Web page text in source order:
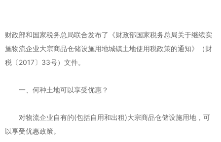
财政部和国家税务总局联合发布了《财政部国家税务总局关于继续实
施物流企业大宗商品仓储设施用地城镇土地使用税政策的通知》（财
税〔2017〕33号）文件。
一、何种土地可以享受优惠？
对物流企业自有的(包括自用和出租)大宗商品仓储设施用地，可
以享受优惠政策。